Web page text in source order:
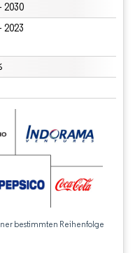
2030
2023
bestimmten Reihenfolge